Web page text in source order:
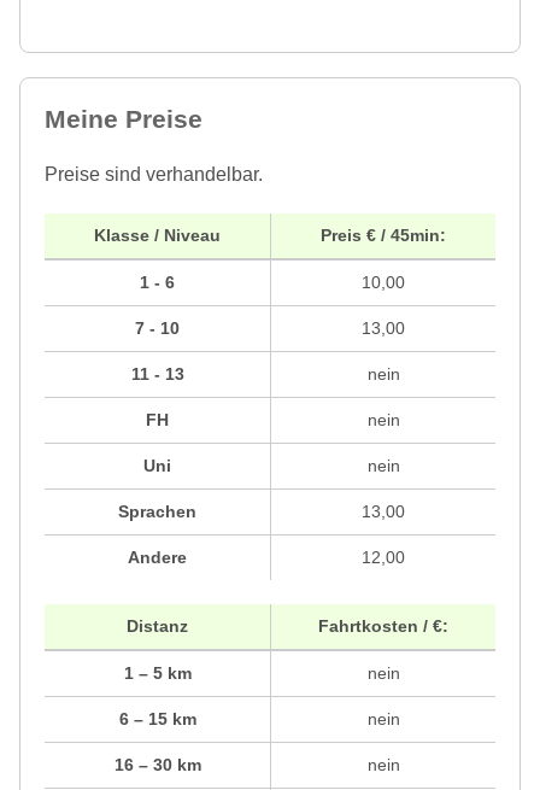
Meine Preise
Preise sind verhandelbar.
Klasse / Niveau
1 - 6
7 - 10
11 - 13
FH
Uni
Sprachen
Andere
Preis € / 45min:
10,00
13,00
nein
nein
nein
13,00
12,00
Distanz
1 – 5 km
6 – 15 km
16 – 30 km
Fahrtkosten / €:
nein
nein
nein